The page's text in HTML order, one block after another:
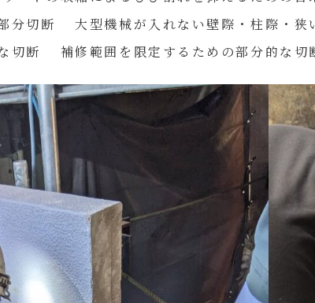
分切断 大型機械が入れない壁際・柱際・狭
切断 補修範囲を限定するための部分的な切